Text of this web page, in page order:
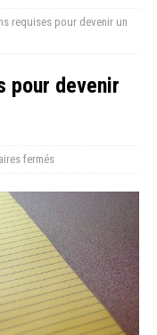
requises pour devenir un
pour devenir
fermés